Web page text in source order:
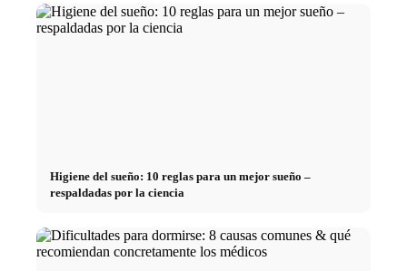
Higiene del sueño: 10 reglas para un mejor sueño –
respaldadas por la ciencia